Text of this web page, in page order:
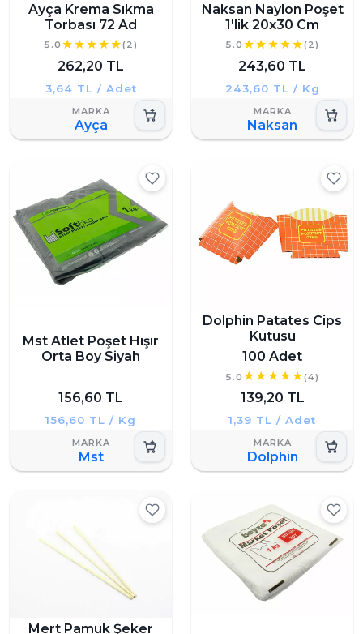
Ayça Krema Sıkma
Torbası 72 Ad
5.0 (2)
262,20 TL
3,64 TL / Adet
Ayça
Naksan Naylon Poşet
1'lik 20x30 Cm
5.0 (2)
243,60 TL
243,60 TL / Kg
Naksan
Mst Atlet Poşet Hışır
Orta Boy Siyah
156,60 TL
156,60 TL / Kg
Mst
Dolphin Patates Cips
Kutusu
100 Adet
5.0 (4)
139,20 TL
1,39 TL / Adet
Dolphin
Mert Pamuk Şeker